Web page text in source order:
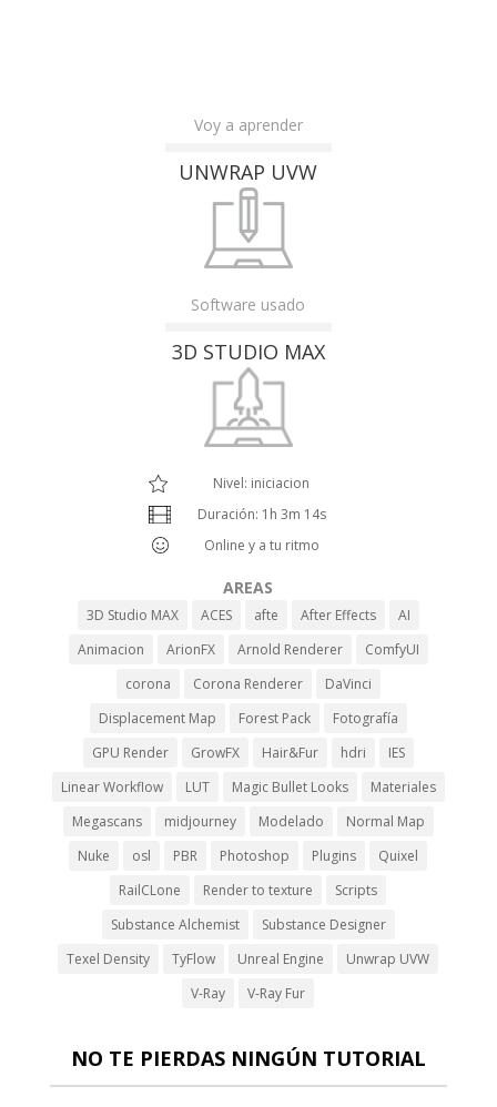
Voy a aprender
UNWRAP UVW
Software usado
3D STUDIO MAX
Nivel: iniciacion
Duración: 1h 3m 14s
Online y a tu ritmo
AREAS
3D Studio MAX ACES afte After Effects
AI
Animacion
ArionFX Arnold Renderer
ComfyUI
corona
Corona Renderer
DaVinci
Displacement Map
Forest Pack
Fotografía
GPU Render
GrowFX Hair&Fur hdri
IES
Linear Workflow
LUT Magic Bullet Looks
Materiales
Megascans
midjourney Modelado
Normal Map
Nuke
osl PBR Photoshop Plugins
Quixel
RailCLone
Render to texture
Scripts
Substance Alchemist
Substance Designer
Texel Density
TyFlow Unreal Engine
Unwrap UVW
V-Ray
V-Ray Fur
NO TE PIERDAS NINGÚN TUTORIAL